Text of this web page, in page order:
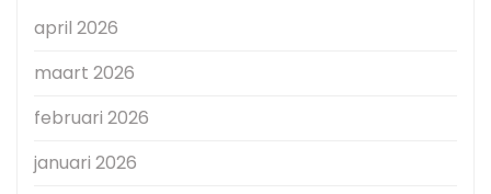
april 2026
maart 2026
februari 2026
januari 2026